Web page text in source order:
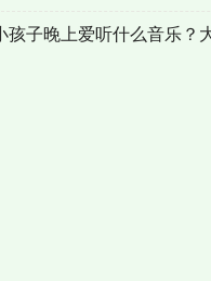
孩子晚上爱听什么音乐？